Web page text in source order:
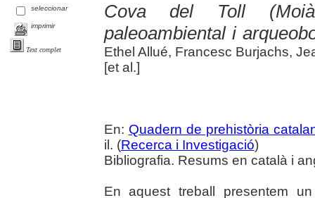
seleccionar
imprimir
Text complet
Cova del Toll
paleoambiental i
Ethel Allué, Francesc Burjachs,
[et al.]
En: Quadern de prehistòria
il. (Recerca i Investigació)
Bibliografia. Resums en català i
En aquest treball presentem